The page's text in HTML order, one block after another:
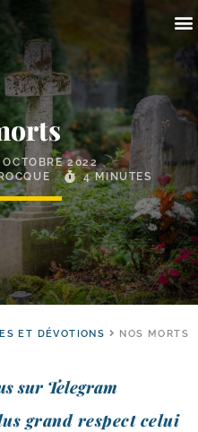
OCTOBRE 2022
4 MINUTES
ET DÉVOTIONS NOS MORTS
sur Telegram
grand res­pect celui